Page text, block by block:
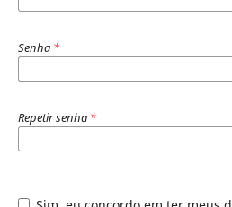
Senha *
Repetir senha *